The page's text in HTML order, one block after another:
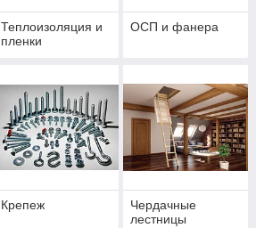
Теплоизоляция и
пленки
ОСП и фанера
Крепеж
Чердачные
лестницы